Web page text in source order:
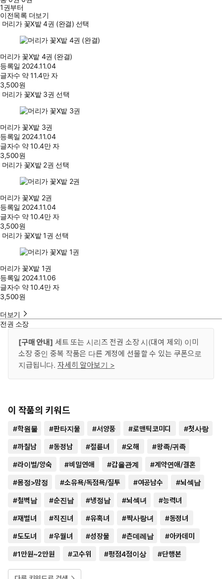
1권부터
이전목록 더보기
머리가 꽃X밭 4권 (완결) 선택
머리가 꽃X밭 4권 (완결)
등록일 2024.11.04
글자수 약 11.4만 자
3,500원
머리가 꽃X밭 3권 선택
머리가 꽃X밭 3권
등록일 2024.11.04
글자수 약 10.4만 자
3,500원
머리가 꽃X밭 2권 선택
머리가 꽃X밭 2권
등록일 2024.11.04
글자수 약 10.4만 자
3,500원
머리가 꽃X밭 1권 선택
머리가 꽃X밭 1권
등록일 2024.11.06
글자수 약 10.4만 자
3,500원
더보기
전권 소장
[구매 안내] 세트 또는 시리즈 전권 소장 시(대여 제외) 이미
소장 중인 중복 작품은 다른 계정에 선물할 수 있는 쿠폰으로
지급됩니다. 자세히 알아보기 >
이 작품의 키워드
#학원물 #판타지물 #서양풍 #로맨틱코미디 #첫사랑
#까칠남 #동정남 #절륜녀 #오해 #왕족/귀족
#라이벌/앙숙 #비밀연애 #갑을관계 #계약연애/결혼
#몸정>맘정 #소유욕/독점욕/질투 #여공남수 #뇌섹남
#철벽남 #순진남 #냉정남 #뇌섹녀 #능력녀
#재벌녀 #직진녀 #유혹녀 #짝사랑녀 #동정녀
#도도녀 #우월녀 #성장물 #츤데레남 #아카데미
#1만원~2만원 #고수위 #평점4점이상 #단행본